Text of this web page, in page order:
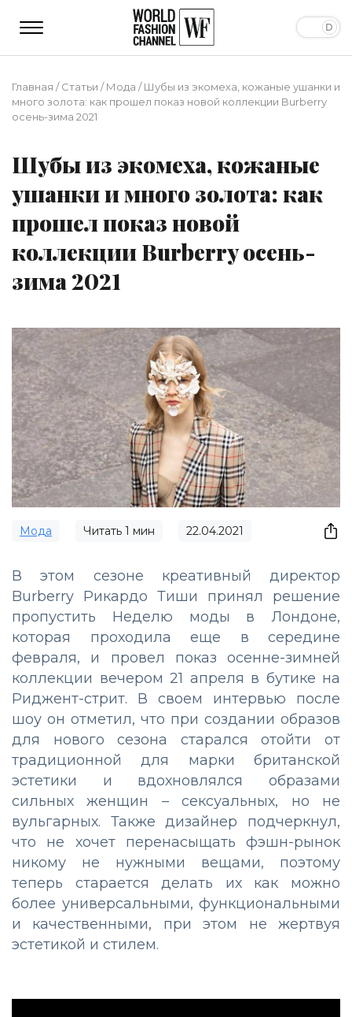
Главная /Статьи /Мода /Шубы из экомеха, кожаные ушанки и
много золота: как прошел показ новой коллекции Burberry
осень-зима 2021
Шубы из экомеха, кожаные
ушанки и много золота: как
прошел показ новой
коллекции Burberry осень-
зима 2021
Мода Читать 1 мин 22.04.2021
В этом сезоне креативный директор
Burberry Рикардо Тиши принял решение
пропустить Неделю моды в Лондоне,
которая проходила еще в середине
февраля, и провел показ осенне-зимней
коллекции вечером 21 апреля в бутике на
Риджент-стрит. В своем интервью после
шоу он отметил, что при создании образов
для нового сезона старался отойти от
традиционной для марки британской
эстетики и вдохновлялся образами
сильных женщин – сексуальных, но не
вульгарных. Также дизайнер подчеркнул,
что не хочет перенасыщать фэшн-рынок
никому не нужными вещами, поэтому
теперь старается делать их как можно
более универсальными, функциональными
и качественными, при этом не жертвуя
эстетикой и стилем.